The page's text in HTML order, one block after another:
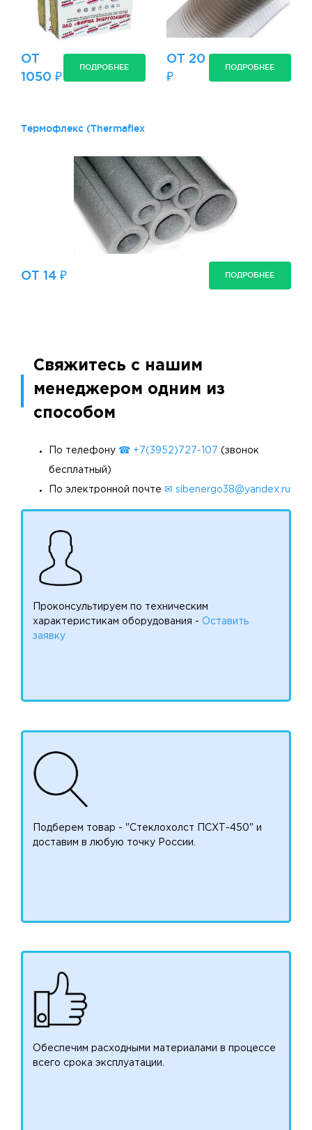
ОТ
1050 ₽
ПОДРОБНЕЕ
ОТ 20
₽
ПОДРОБНЕЕ
Термофлекс (Thermaflex
ОТ 14 ₽ ПОДРОБНЕЕ
Свяжитесь с нашим
менеджером одним из
способом
По телефону ☎ +7(3952)727-107 (звонок
бесплатный)
По электронной почте ✉ sibenergo38@yandex.ru
Проконсультируем по техническим
характеристикам оборудования - Оставить
заявку
Подберем товар - "Стеклохолст ПСХТ-450" и
доставим в любую точку России.
Обеспечим расходными материалами в процессе
всего срока эксплуатации.